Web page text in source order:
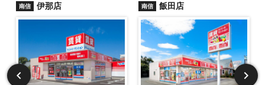
南信 伊那店 南信 飯田店